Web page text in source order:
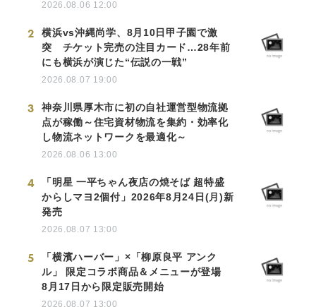
2026.08.06 12:00
2
横浜vs沖縄尚学、8月10日甲子園で激
突 チケット完売の注目カード…28年前
にも横浜が演じた“伝説の一戦”
2026.08.07 19:00
3
神奈川県厚木市に初の自社運営型物流拠
点が稼働～住宅資材物流を集約・効率化
し物流ネットワークを最適化～
2026.08.06 13:00
4
「明星 一平ちゃん夜店の焼そば 超特盛
からしマヨ2個付」2026年8月24日(月)新
発売
2026.08.07 13:00
5
「横濱ハーバー」×「柳原良平 アンク
ル」 限定コラボ商品＆メニューが登場
8月17日から限定販売開始
2026.08.07 13:00